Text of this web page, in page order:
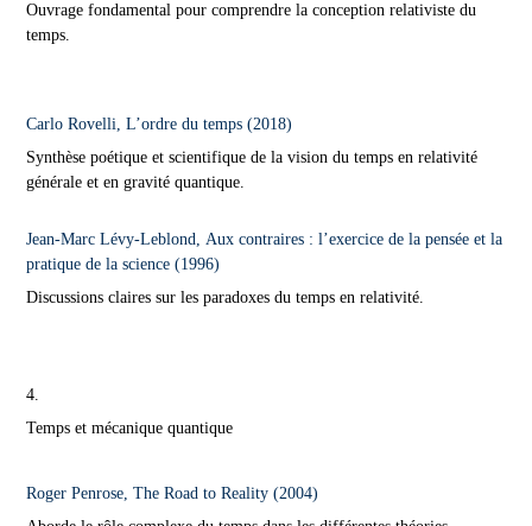
Ouvrage fondamental pour comprendre la conception relativiste du
temps.
Carlo Rovelli, L’ordre du temps (2018)
Synthèse poétique et scientifique de la vision du temps en relativité
générale et en gravité quantique.
Jean-Marc Lévy-Leblond, Aux contraires : l’exercice de la pensée et la
pratique de la science (1996)
Discussions claires sur les paradoxes du temps en relativité.
4.
Temps et mécanique quantique
Roger Penrose, The Road to Reality (2004)